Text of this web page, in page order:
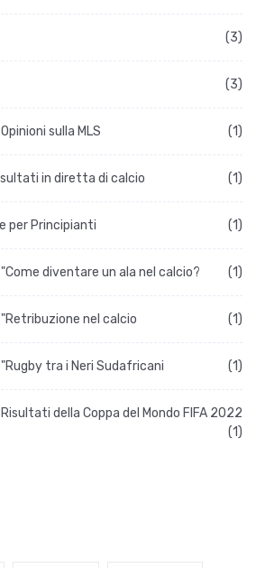
(3)
(3)
sulla MLS (1)
in diretta di calcio (1)
per Principianti (1)
diventare un ala nel calcio? (1)
nel calcio (1)
tra i Neri Sudafricani (1)
della Coppa del Mondo FIFA 2022
(1)